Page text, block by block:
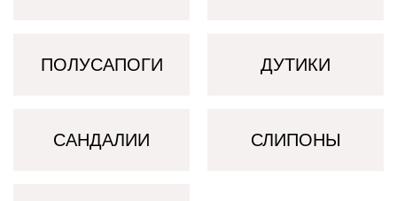
ПОЛУСАПОГИ ДУТИКИ
САНДАЛИИ СЛИПОНЫ